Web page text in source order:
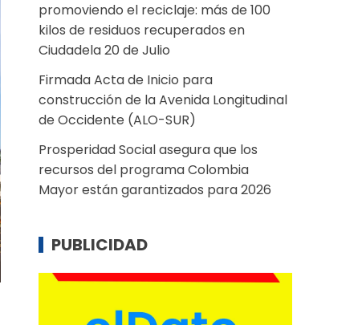
promoviendo el reciclaje: más de 100
kilos de residuos recuperados en
Ciudadela 20 de Julio
Firmada Acta de Inicio para
construcción de la Avenida Longitudinal
de Occidente (ALO-SUR)
Prosperidad Social asegura que los
recursos del programa Colombia
Mayor están garantizados para 2026
PUBLICIDAD